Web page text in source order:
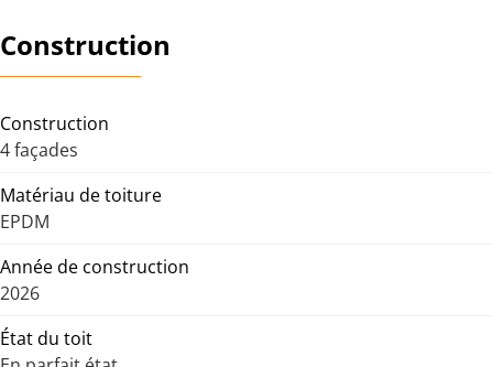
Construction
Construction
4 façades
Matériau de toiture
EPDM
Année de construction
2026
État du toit